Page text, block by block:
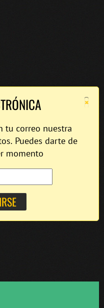
×
tu correo nuestra
Puedes darte de
momento